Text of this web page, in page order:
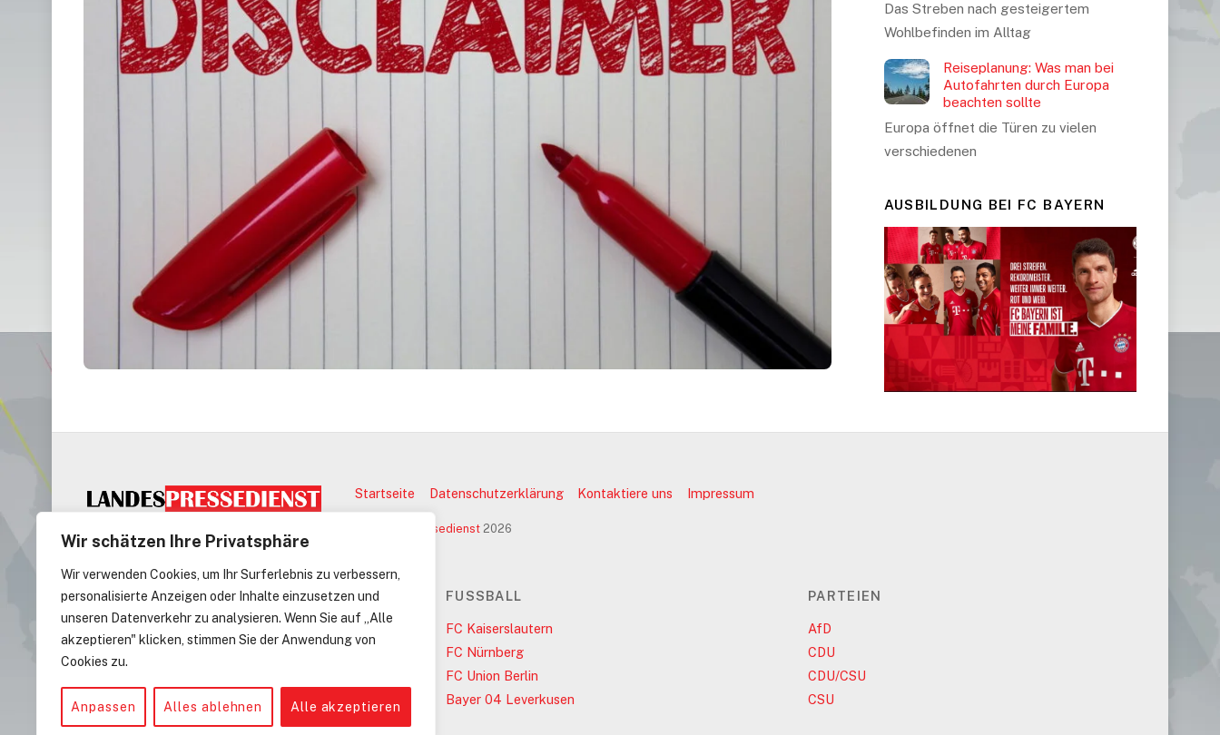
Wir schätzen Ihre Privatsphäre
Wir verwenden Cookies, um Ihr Surferlebnis zu verbessern,
personalisierte Anzeigen oder Inhalte einzusetzen und
unseren Datenverkehr zu analysieren. Wenn Sie auf „Alle
akzeptieren" klicken, stimmen Sie der Anwendung von
Cookies zu.
Anpassen Alles ablehnen Alle akzeptieren
Das Streben nach gesteigertem
Wohlbefinden im Alltag
Reiseplanung: Was man bei
Autofahrten durch Europa
beachten sollte
Europa öffnet die Türen zu vielen
verschiedenen
AUSBILDUNG BEI FC BAYERN
Startseite Datenschutzerklärung Kontaktiere uns Impressum
Landespressedienst 2026
EASYCREDIT-BBL
Basketball Löwen Braunschweig
FC Bayern München Basketball
FUSSBALL
FC Kaiserslautern
FC Nürnberg
FC Union Berlin
Bayer 04 Leverkusen
PARTEIEN
AfD
CDU
CDU/CSU
CSU